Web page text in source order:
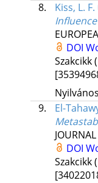
8.
Kiss, L.
DOI
Szakcikk
9.
El-
DOI
Szakcikk